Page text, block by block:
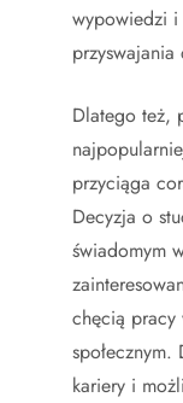
wypowiedzi
Dlatego też,
przyciąga
Decyzja o
świadomym
chęcią pracy
społecznym.
kariery i